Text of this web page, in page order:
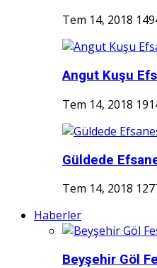
Tem 14, 2018
Angut Kuşu
Tem 14, 2018
Güldede
Tem 14, 2018
Haberler
Beyşehir Göl